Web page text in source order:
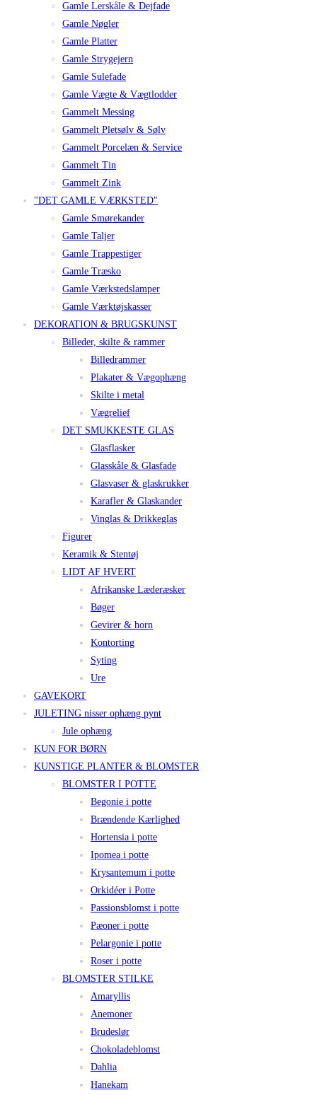
Gamle Lerskåle & Dejfade
Gamle Nøgler
Gamle Platter
Gamle Strygejern
Gamle Sulefade
Gamle Vægte & Vægtlodder
Gammelt Messing
Gammelt Pletsølv & Sølv
Gammelt Porcelæn & Service
Gammelt Tin
Gammelt Zink
"DET GAMLE VÆRKSTED"
Gamle Smørekander
Gamle Taljer
Gamle Trappestiger
Gamle Træsko
Gamle Værkstedslamper
Gamle Værktøjskasser
DEKORATION & BRUGSKUNST
Billeder, skilte & rammer
Billedrammer
Plakater & Vægophæng
Skilte i metal
Vægrelief
DET SMUKKESTE GLAS
Glasflasker
Glasskåle & Glasfade
Glasvaser & glaskrukker
Karafler & Glaskander
Vinglas & Drikkeglas
Figurer
Keramik & Stentøj
LIDT AF HVERT
Afrikanske Læderæsker
Bøger
Gevirer & horn
Kontorting
Syting
Ure
GAVEKORT
JULETING nisser ophæng pynt
Jule ophæng
KUN FOR BØRN
KUNSTIGE PLANTER & BLOMSTER
BLOMSTER I POTTE
Begonie i potte
Brændende Kærlighed
Hortensia i potte
Ipomea i potte
Krysantemum i potte
Orkidéer i Potte
Passionsblomst i potte
Pæoner i potte
Pelargonie i potte
Roser i potte
BLOMSTER STILKE
Amaryllis
Anemoner
Brudeslør
Chokoladeblomst
Dahlia
Hanekam